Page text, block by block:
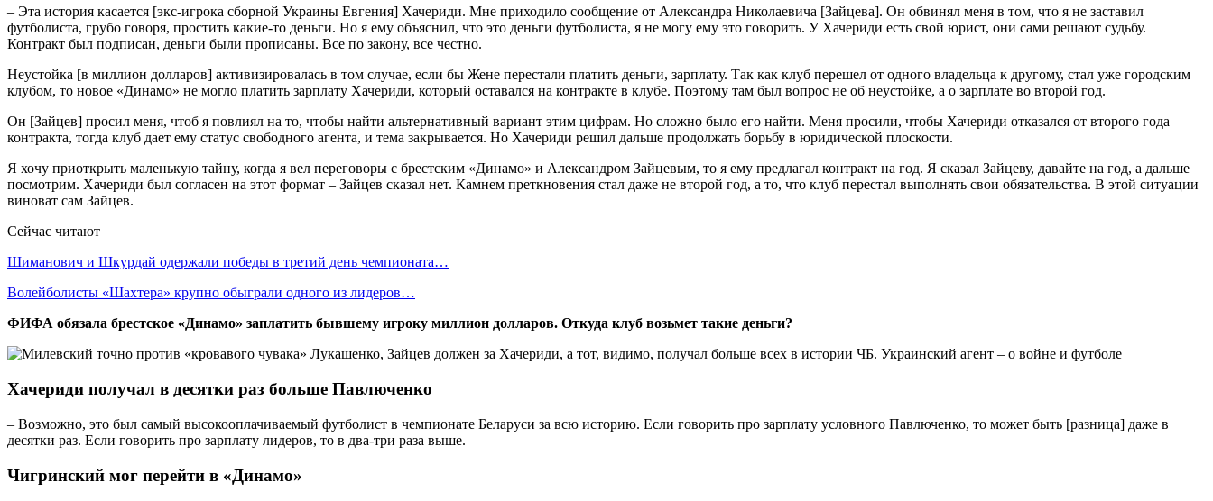
– Эта история касается [экс-игрока сборной Украины Евгения] Хачериди. Мне приходило сообщение от Александра Николаевича [Зайцева]. Он обвинял меня в том, что я не заставил
футболиста, грубо говоря, простить какие-то деньги. Но я ему объяснил, что это деньги футболиста, я не могу ему это говорить. У Хачериди есть свой юрист, они сами решают судьбу.
Контракт был подписан, деньги были прописаны. Все по закону, все честно.
Неустойка [в миллион долларов] активизировалась в том случае, если бы Жене перестали платить деньги, зарплату. Так как клуб перешел от одного владельца к другому, стал уже городским
клубом, то новое «Динамо» не могло платить зарплату Хачериди, который оставался на контракте в клубе. Поэтому там был вопрос не об неустойке, а о зарплате во второй год.
Он [Зайцев] просил меня, чтоб я повлиял на то, чтобы найти альтернативный вариант этим цифрам. Но сложно было его найти. Меня просили, чтобы Хачериди отказался от второго года
контракта, тогда клуб дает ему статус свободного агента, и тема закрывается. Но Хачериди решил дальше продолжать борьбу в юридической плоскости.
Я хочу приоткрыть маленькую тайну, когда я вел переговоры с брестским «Динамо» и Александром Зайцевым, то я ему предлагал контракт на год. Я сказал Зайцеву, давайте на год, а дальше
посмотрим. Хачериди был согласен на этот формат – Зайцев сказал нет. Камнем преткновения стал даже не второй год, а то, что клуб перестал выполнять свои обязательства. В этой ситуации
виноват сам Зайцев.
Сейчас читают
Шиманович и Шкурдай одержали победы в третий день чемпионата…
Волейболисты «Шахтера» крупно обыграли одного из лидеров…
ФИФА обязала брестское «Динамо» заплатить бывшему игроку миллион долларов. Откуда клуб возьмет такие деньги?
Хачериди получал в десятки раз больше Павлюченко
– Возможно, это был самый высокооплачиваемый футболист в чемпионате Беларуси за всю историю. Если говорить про зарплату условного Павлюченко, то может быть [разница] даже в
десятки раз. Если говорить про зарплату лидеров, то в два-три раза выше.
Чигринский мог перейти в «Динамо»